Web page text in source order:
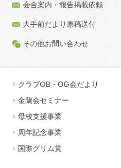
会合案内・報告掲載依頼
大手前だより原稿送付
その他お問い合わせ
クラブOB・OG会だより
金蘭会セミナー
母校支援事業
周年記念事業
国際グリム賞